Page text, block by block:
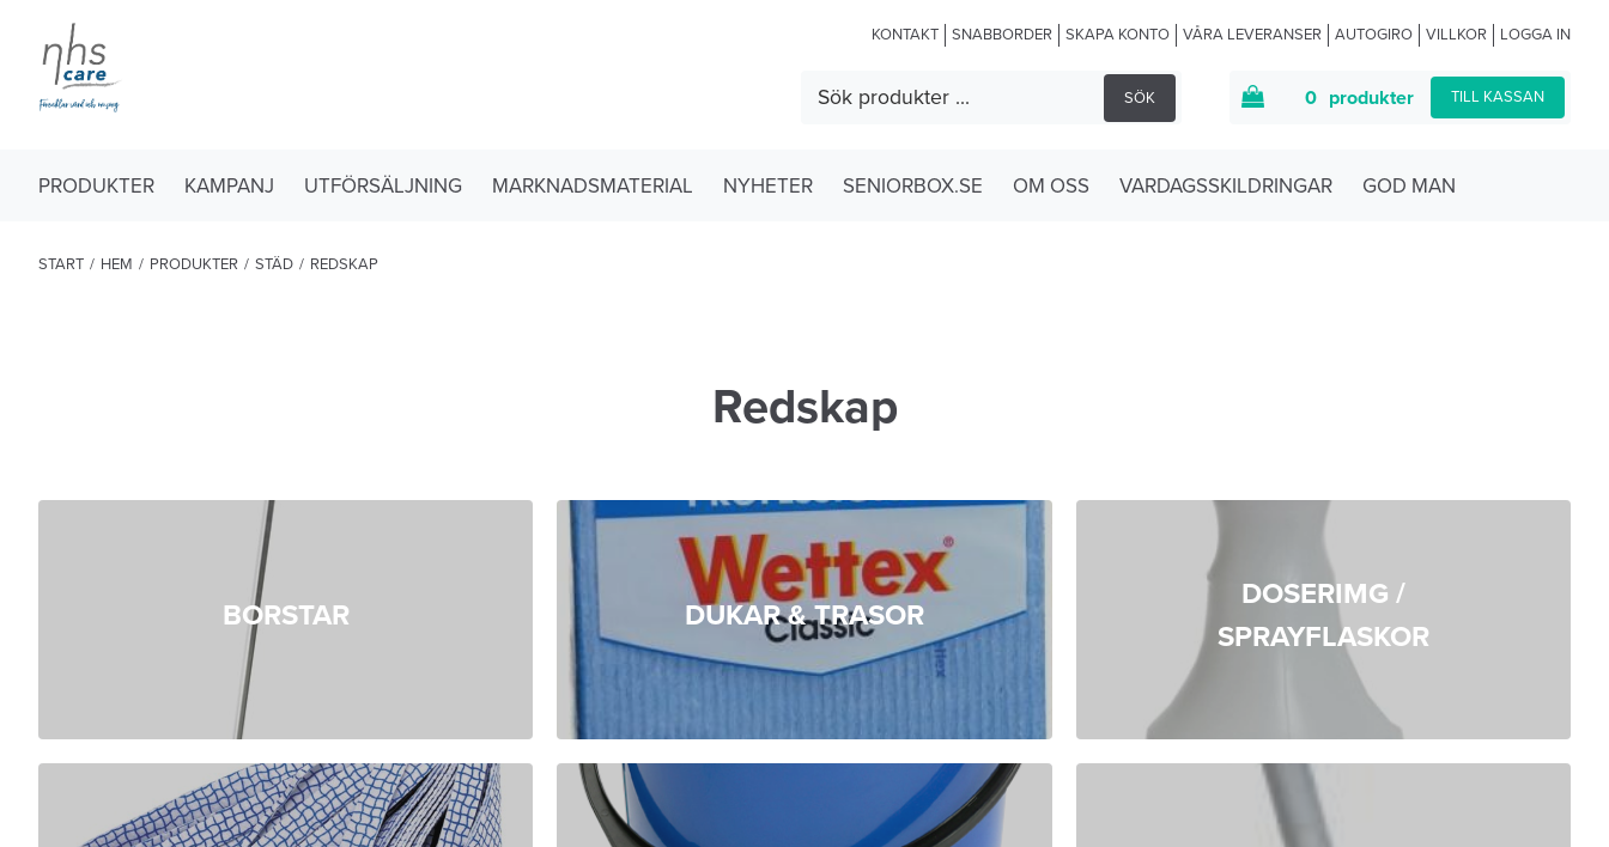
KONTAKT SNABBORDER SKAPA KONTO VÅRA LEVERANSER AUTOGIRO VILLKOR LOGGA IN
SÖK 0 produkter TILL KASSAN
PRODUKTER KAMPANJ UTFÖRSÄLJNING MARKNADSMATERIAL NYHETER SENIORBOX.SE OM OSS VARDAGSSKILDRINGAR GOD MAN
START / HEM / PRODUKTER / STÄD / REDSKAP
Redskap
BORSTAR DUKAR & TRASOR
DOSERIMG /
SPRAYFLASKOR